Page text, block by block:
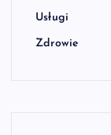
Usługi
Zdrowie